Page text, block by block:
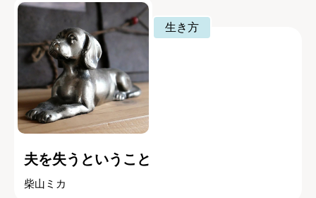
生き方
夫を失うということ
柴山ミカ